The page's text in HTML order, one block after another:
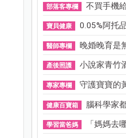
部落客專欄 不買手機給
寶貝健康 0.05%阿托品
醫師專欄 晚婚晚育是
產後照護 小說家青竹
專家專欄 守護寶寶的
健康百寶箱 腦科學家都
學習當爸媽 「媽媽去哪